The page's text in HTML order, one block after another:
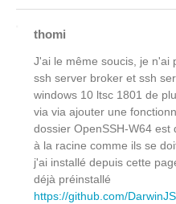
thomi
J'ai le même soucis, je n'ai
ssh server broker et ssh
windows 10 ltsc 1801 de
via via ajouter une
dossier OpenSSH-W64
à la racine comme ils se
j'ai installé depuis cette
déjà préinstallé
https://github.com/